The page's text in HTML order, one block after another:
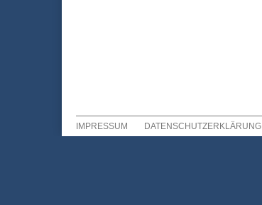
IMPRESSUM DATENSCHUTZERKLÄRUNG